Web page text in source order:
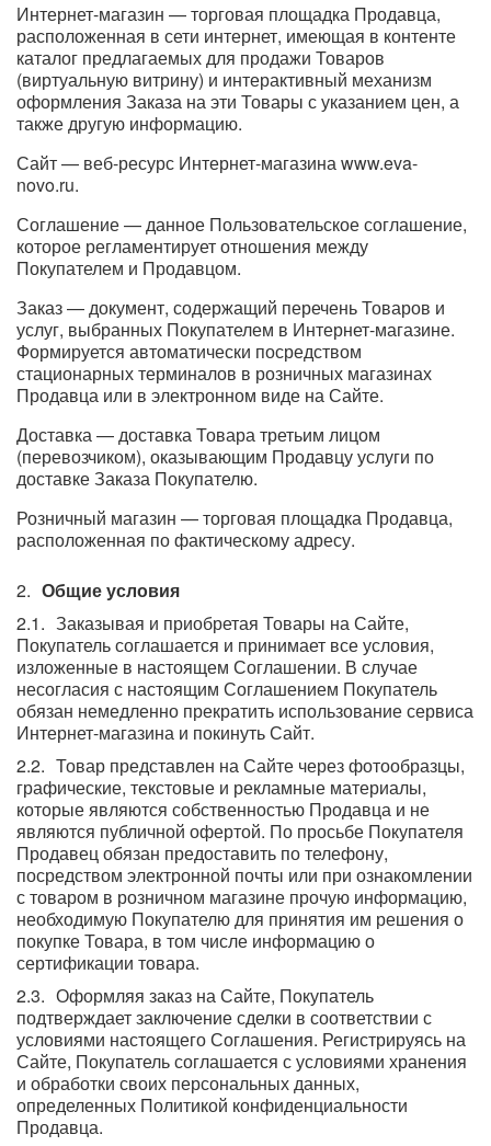
Интернет-магазин — торговая площадка Продавца,
расположенная в сети интернет, имеющая в контенте
каталог предлагаемых для продажи Товаров
(виртуальную витрину) и интерактивный механизм
оформления Заказа на эти Товары с указанием цен, а
также другую информацию.
Сайт — веб-ресурс Интернет-магазина www.eva-
novo.ru.
Соглашение — данное Пользовательское соглашение,
которое регламентирует отношения между
Покупателем и Продавцом.
Заказ — документ, содержащий перечень Товаров и
услуг, выбранных Покупателем в Интернет-магазине.
Формируется автоматически посредством
стационарных терминалов в розничных магазинах
Продавца или в электронном виде на Сайте.
Доставка — доставка Товара третьим лицом
(перевозчиком), оказывающим Продавцу услуги по
доставке Заказа Покупателю.
Розничный магазин — торговая площадка Продавца,
расположенная по фактическому адресу.
Общие условия
Заказывая и приобретая Товары на Сайте,
Покупатель соглашается и принимает все условия,
изложенные в настоящем Соглашении. В случае
несогласия с настоящим Соглашением Покупатель
обязан немедленно прекратить использование сервиса
Интернет-магазина и покинуть Сайт.
Товар представлен на Сайте через фотообразцы,
графические, текстовые и рекламные материалы,
которые являются собственностью Продавца и не
являются публичной офертой. По просьбе Покупателя
Продавец обязан предоставить по телефону,
посредством электронной почты или при ознакомлении
с товаром в розничном магазине прочую информацию,
необходимую Покупателю для принятия им решения о
покупке Товара, в том числе информацию о
сертификации товара.
Оформляя заказ на Сайте, Покупатель
подтверждает заключение сделки в соответствии с
условиями настоящего Соглашения. Регистрируясь на
Сайте, Покупатель соглашается с условиями хранения
и обработки своих персональных данных,
определенных Политикой конфиденциальности
Продавца.